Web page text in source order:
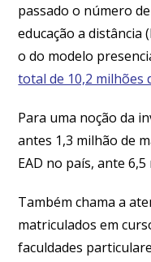
passado o número
educação a distância
o do modelo
total de 10,2 milhões
Para uma noção da
antes 1,3 milhão de
EAD no país, ante
Também chama a
matriculados em
faculdades